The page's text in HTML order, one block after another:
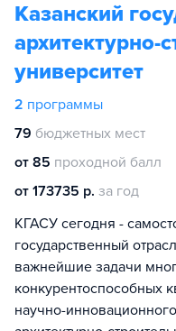
Казанский
архитектурно-
университет
2 программы
79 бюджетных мест
от 85 проходной балл
от 173735 р. за год
КГАСУ сегодня -
государственный
важнейшие задачи
конкурентоспособных
научно-